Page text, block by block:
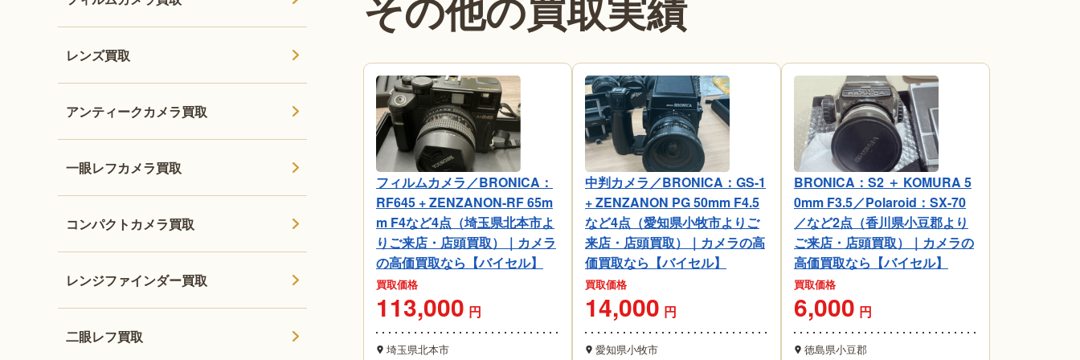
フィルムカメラ／BRONICA：
RF645 + ZENZANON-RF 65m
m F4など4点（埼玉県北本市よ
りご来店・店頭買取）｜カメラ
の高価買取なら【バイセル】
買取価格
113,000 円
埼玉県北本市
中判カメラ／BRONICA：GS-1
+ ZENZANON PG 50mm F4.5
など4点（愛知県小牧市よりご
来店・店頭買取）｜カメラの高
価買取なら【バイセル】
買取価格
14,000 円
愛知県小牧市
BRONICA：S2 ＋ KOMURA 5
0mm F3.5／Polaroid：SX-70
／など2点（香川県小豆郡より
ご来店・店頭買取）｜カメラの
高価買取なら【バイセル】
買取価格
6,000 円
徳島県小豆郡
レンズ買取
アンティークカメラ買取
一眼レフカメラ買取
コンパクトカメラ買取
レンジファインダー買取
二眼レフ買取